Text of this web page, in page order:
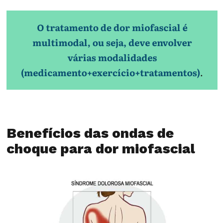
O tratamento de dor miofascial é
multimodal, ou seja, deve envolver
várias modalidades
(medicamento+exercício+tratamentos).
Benefícios das ondas de
choque para dor miofascial